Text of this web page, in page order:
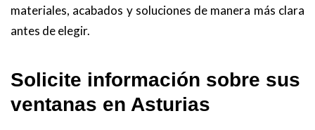
materiales, acabados y soluciones de manera más clara
antes de elegir.
Solicite información sobre sus
ventanas en Asturias